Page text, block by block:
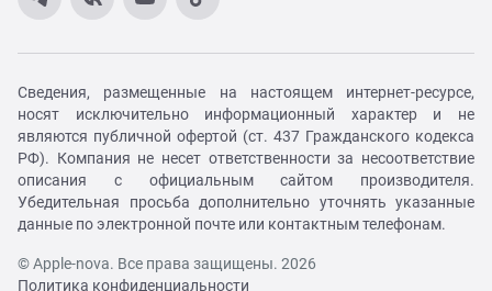
Сведения, размещенные на настоящем интернет-ресурсе,
носят исключительно информационный характер и не
являются публичной офертой (ст. 437 Гражданского кодекса
РФ). Компания не несет ответственности за несоответствие
описания с официальным сайтом производителя.
Убедительная просьба дополнительно уточнять указанные
данные по электронной почте или контактным телефонам.
© Apple-nova. Все права защищены. 2026
Политика конфиденциальности